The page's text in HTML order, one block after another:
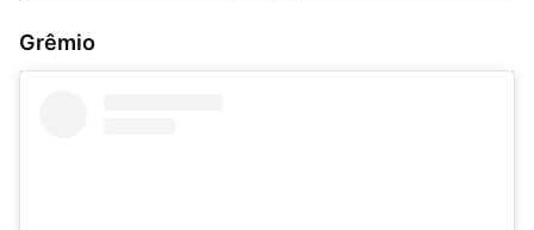
Grêmio